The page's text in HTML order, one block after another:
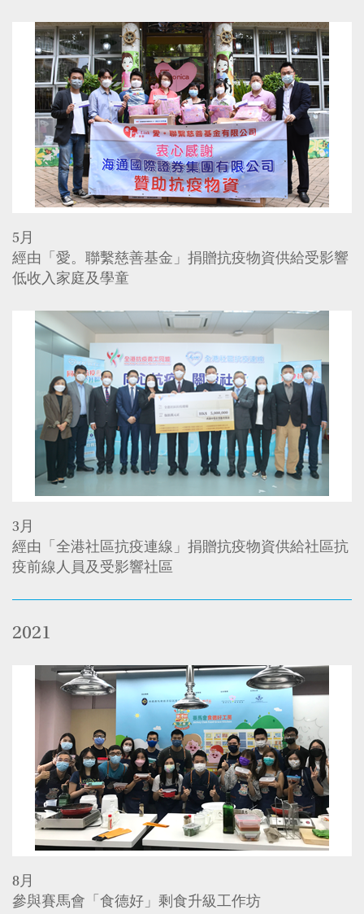
5月
經由「愛。聯繫慈善基金」捐贈抗疫物資供給受影響
低收入家庭及學童
3月
經由「全港社區抗疫連線」捐贈抗疫物資供給社區抗
疫前線人員及受影響社區
2021
8月
參與賽馬會「食德好」剩食升級工作坊